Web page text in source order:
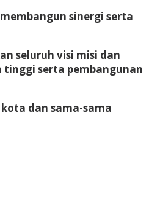
sinergi serta
seluruh visi misi dan
tinggi serta pembangunan
dan sama-sama